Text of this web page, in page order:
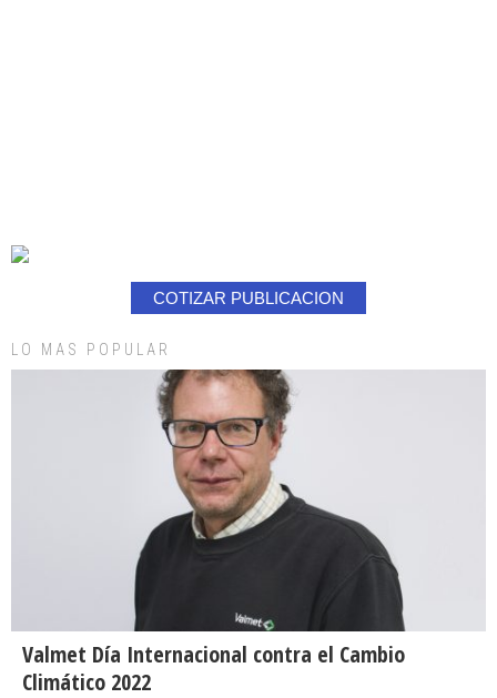
COTIZAR PUBLICACION
LO MAS POPULAR
Valmet Día Internacional contra el Cambio
Climático 2022